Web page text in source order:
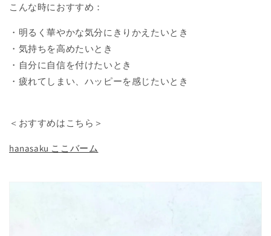
こんな時におすすめ：
・明るく華やかな気分にきりかえたいとき
・気持ちを高めたいとき
・自分に自信を付けたいとき
・疲れてしまい、ハッピーを感じたいとき
＜おすすめはこちら＞
hanasaku ここバーム